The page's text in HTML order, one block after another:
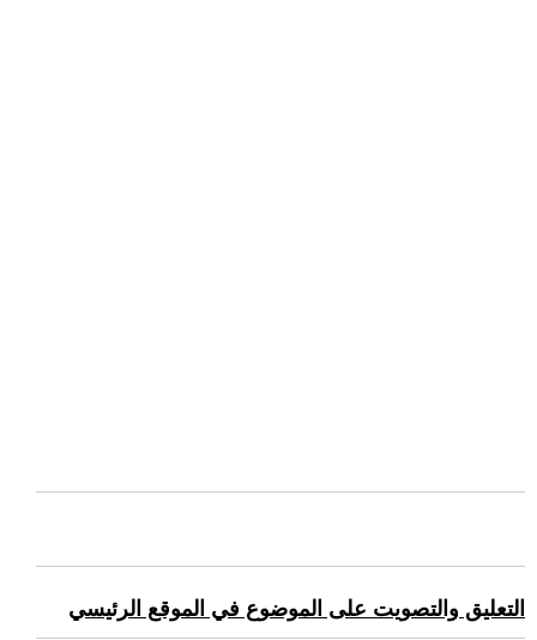
التعليق والتصويت على الموضوع في الموقع الرئيسي